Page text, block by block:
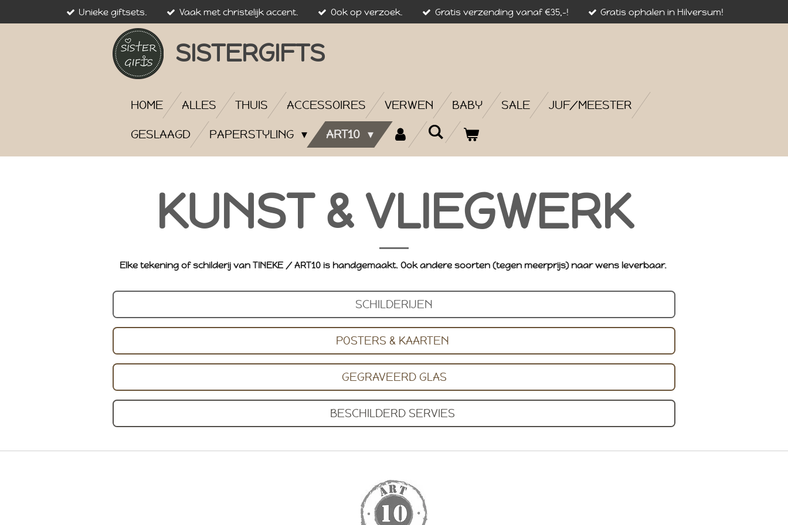
Unieke giftsets. Vaak met christelijk accent. Ook op verzoek. Gratis verzending vanaf €35,-! Gratis ophalen in Hilversum!
SISTERGIFTS
HOME ALLES THUIS ACCESSOIRES VERWEN BABY SALE
JUF/MEESTER
GESLAAGD
PAPERSTYLING ART10
KUNST & VLIEGWERK
Elke tekening of schilderij van TINEKE / ART10 is handgemaakt. Ook andere soorten (tegen meerprijs) naar wens leverbaar.
SCHILDERIJEN
POSTERS & KAARTEN
GEGRAVEERD GLAS
BESCHILDERD SERVIES